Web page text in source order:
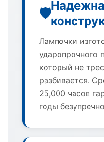
🛡️
Лампочки
ударопрочного
который не
разбивается.
25,000 часов
годы